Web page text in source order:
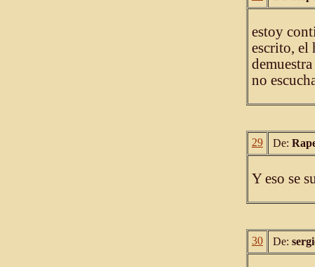
estoy
escrito, el
no
29 De:
Y eso se
30 De: